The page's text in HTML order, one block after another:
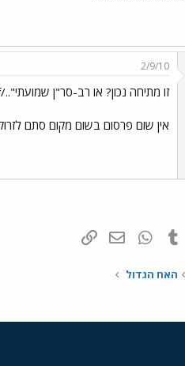
2/9/10
זו מתיחה נכון? או רב-סר"ן שמועתי"../images/Emo8.gif
אין שום פרסום בשום מקום סתם
Pinterest
Tumblr
WhatsAppדואר אלקטרוני
האח הגדול